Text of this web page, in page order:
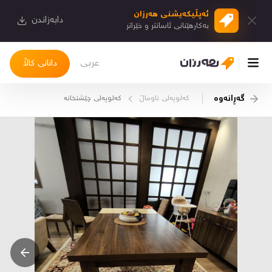
ئەپڵیكەیشنی هەرزان
بەكارهێنانی ئاسانتر و خێراتر دابەزاندن
دانانی کاڵا عربی
کاڵاکانم
دیاریکراوەکانم
دوا بینراوەکان
چات
گەڕانەوە کەلوپەلی ناوماڵ کەلوپەلی چێشتخانە